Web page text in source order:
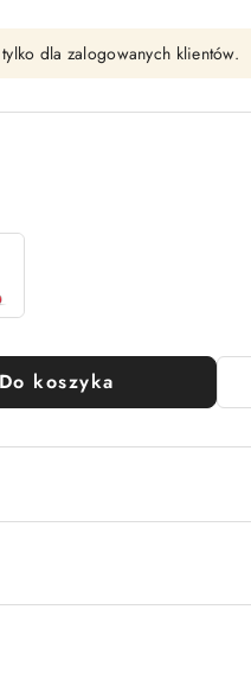
dla zalogowanych klientów.
Do koszyka